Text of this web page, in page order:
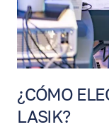
¿CÓMO
LASIK?